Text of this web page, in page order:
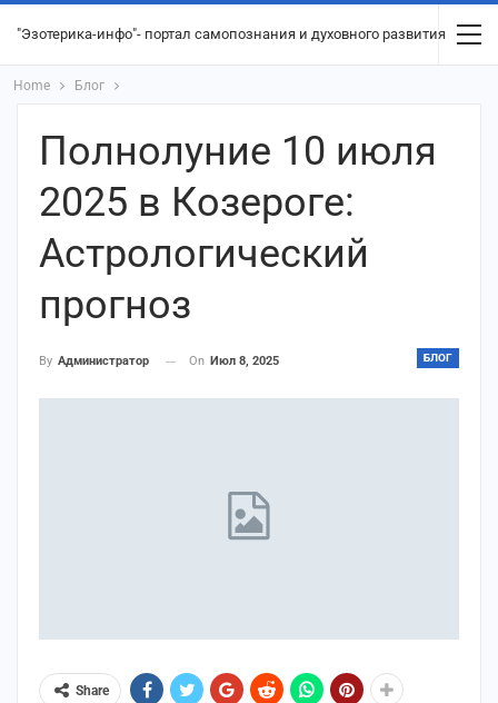
"Эзотерика-инфо"- портал самопознания и духовного развития
Home Блог
Полнолуние 10 июля
2025 в Козероге:
Астрологический
прогноз
БЛОГ
By Администратор On Июл 8, 2025
Share